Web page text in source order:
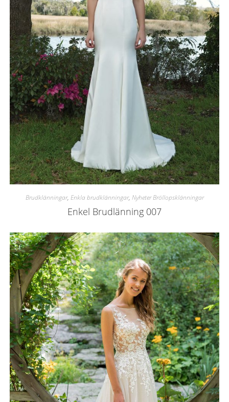
Brudklänningar, Enkla brudklänningar, Nyheter Bröllopsklänningar
Enkel Brudlänning 007